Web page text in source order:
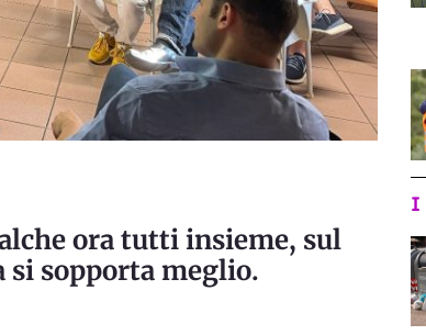
ora tutti insieme, sul
si sopporta meglio.
I